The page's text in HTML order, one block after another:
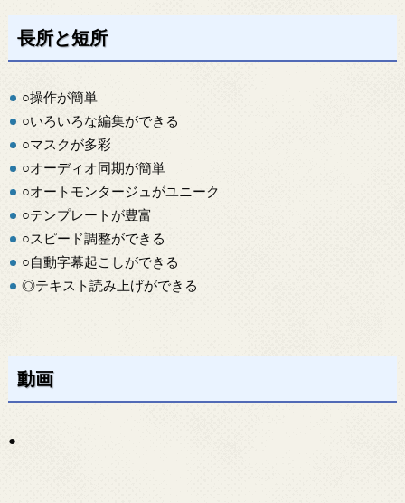
長所と短所
○操作が簡単
○いろいろな編集ができる
○マスクが多彩
○オーディオ同期が簡単
○オートモンタージュがユニーク
○テンプレートが豊富
○スピード調整ができる
○自動字幕起こしができる
◎テキスト読み上げができる
動画
●